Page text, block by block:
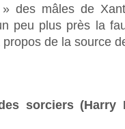
des mâles de
peu plus près la
de la source
sorciers